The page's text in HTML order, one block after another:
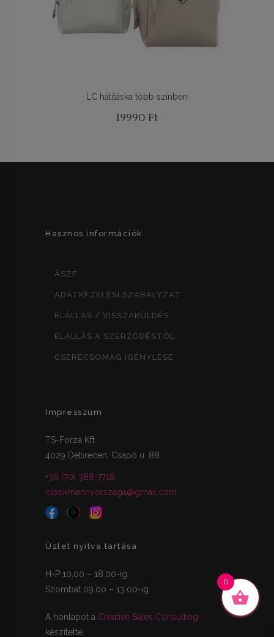
LC hátitáska több színben
19990 Ft
Hasznos információk
ÁSZF
ADATKEZELÉSI SZABÁLYZAT
ELÁLLÁS / VISSZAKÜLDÉS
ELÁLLÁS A SZERZŐDÉSTŐL
CSERECSOMAG IGÉNYLÉSE
Impresszum
TS-Forza Kft
4029 Debrecen, Csapó u. 88.
+36 (70) 388-7718
cipokmennyorszaga@gmail.com
Üzlet nyitva tartása
H-P 10.00 – 18.00-ig
Szombat 09.00 – 13.00-ig
A honlapot a Creative Sales Consulting
készítette.
0